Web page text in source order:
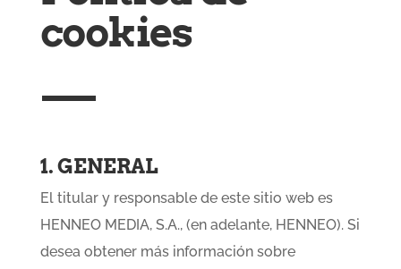
cookies
1. GENERAL
El titular y responsable de este sitio web es
HENNEO MEDIA, S.A., (en adelante, HENNEO). Si
desea obtener más información sobre